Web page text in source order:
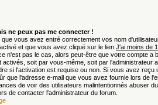
ne peux pas me connecter !
vous avez entré correctement vos nom
et que vous avez cliqué sur le lien J'ai moins de
n'est pas le cas, alors peut-être que votre compte
activés, soit par vous-même, soit par
si l'activation est requise ou non. Si vous avez
que l'adresse e-mail que vous avez fournie lors de
de voir des utilisateurs malintentionnés abuser
de contacter l'administrateur du forum.